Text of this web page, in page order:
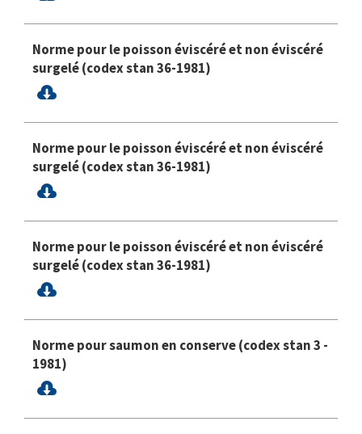
Norme pour le poisson éviscéré et non éviscéré
surgelé (codex stan 36-1981)
Norme pour le poisson éviscéré et non éviscéré
surgelé (codex stan 36-1981)
Norme pour le poisson éviscéré et non éviscéré
surgelé (codex stan 36-1981)
Norme pour saumon en conserve (codex stan 3 -
1981)